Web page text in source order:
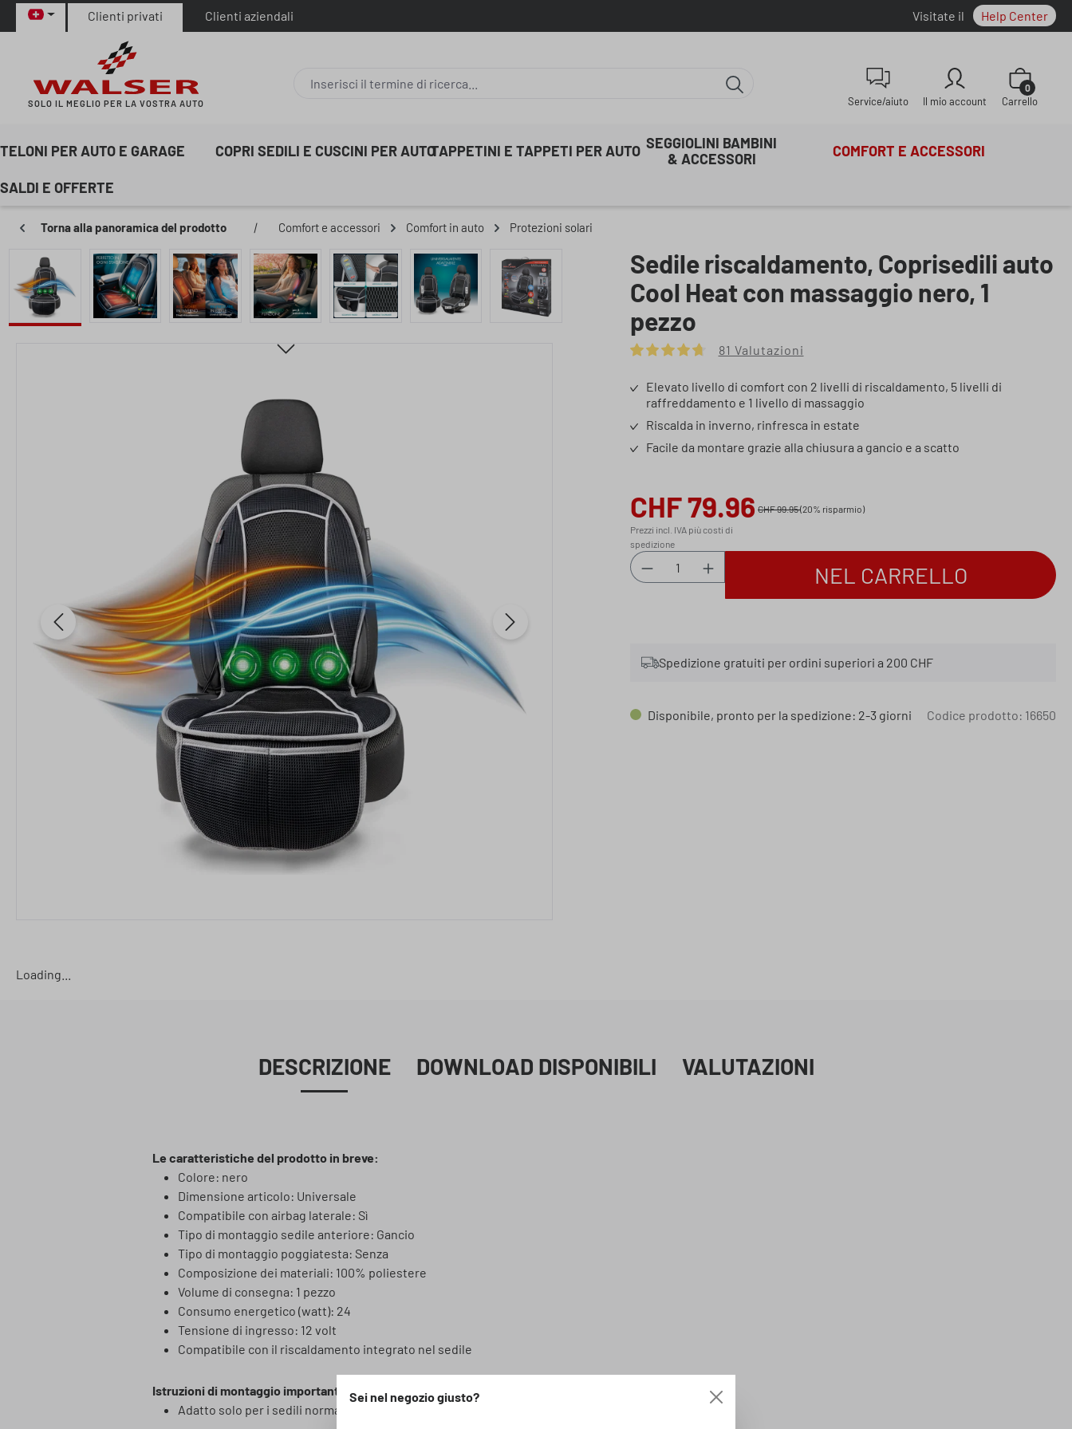
al contenuto principale
Salta alla ricerca
Passa alla navigazione principale
Clienti privati Clienti aziendali Visitate il Help Center
SOLO IL MEGLIO PER LA VOSTRA AUTO Service/aiuto Il mio account
Il carrello
0
Carrello
TELONI PER AUTO E GARAGE COPRI SEDILI E CUSCINI PER AUTOTAPPETINI E TAPPETI PER AUTO SEGGIOLINI BAMBINI
& ACCESSORI
COMFORT E ACCESSORI
SALDI E OFFERTE
Torna alla panoramica del prodotto | Comfort e accessori Comfort in auto Protezioni solari
Salta la galleria di immagini
Sedile riscaldamento, Coprisedili auto
Cool Heat con massaggio nero, 1
pezzo
Elevato livello di comfort con 2 livelli di riscaldamento, 5 livelli di
raffreddamento e 1 livello di massaggio
Riscalda in inverno, rinfresca in estate
Facile da montare grazie alla chiusura a gancio e a scatto
Prezzo di vendita:
CHF 79.96 CHF 99.95(20% risparmio)
Prezzi incl. IVA più costi di
spedizione
Quantità del prodotto: inserisci la quantità
NEL CARRELLO
81 Valutazioni
Spedizione gratuiti per ordini superiori a 200 CHF
Disponibile, pronto per la spedizione: 2-3 giorni Codice prodotto: 16650
Loading...
DESCRIZIONE DOWNLOAD DISPONIBILI VALUTAZIONI
Le caratteristiche del prodotto in breve:
Colore: nero
Dimensione articolo: Universale
Compatibile con airbag laterale: Sì
Tipo di montaggio sedile anteriore: Gancio
Tipo di montaggio poggiatesta: Senza
Composizione dei materiali: 100% poliestere
Volume di consegna: 1 pezzo
Consumo energetico (watt): 24
Tensione di ingresso: 12 volt
Compatibile con il riscaldamento integrato nel sedile
Istruzioni di montaggio importanti per questo prodotto:
Adatto solo per i sedili normali e sportivi standard (non per i sedili sportivi RECARO standard).
Sei nel negozio giusto?